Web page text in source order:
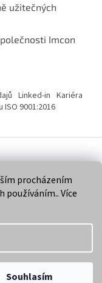
procházením
používáním.. Více
Souhlasím
užitečných
Imcon
Linked-in Kariéra
9001:2016